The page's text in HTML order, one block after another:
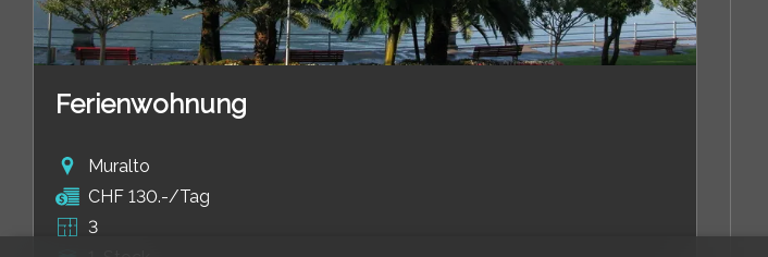
Ferienwohnung
Muralto
CHF 130.-/Tag
3